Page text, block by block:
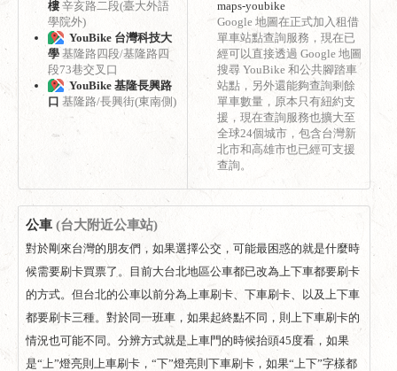
樓 辛亥路二段(臺大外語
學院外)
YouBike 台灣科技大
學 基隆路四段/基隆路四
段73巷交叉口
YouBike 基隆長興路
口 基隆路/長興街(東南側)
maps-youbike
Google 地圖在正式加入租借
單車站點查詢服務，現在已
經可以直接透過 Google 地圖
搜尋 YouBike 和公共腳踏車
站點，另外還能夠查詢剩餘
單車數量，原本只有紐約支
援，現在查詢服務也擴大至
全球24個城市，包含台灣新
北市和高雄市也已經可支援
查詢。
公車 (台大附近公車站)
對於剛來台灣的朋友們，如果選擇公交，可能最困惑的就是什麼時
候需要刷卡買票了。目前大台北地區公車都已改為上下車都要刷卡
的方式。但台北的公車以前分為上車刷卡、下車刷卡、以及上下車
都要刷卡三種。對於同一班車，如果起終點不同，則上下車刷卡的
情況也可能不同。分辨方式就是上車門的時候抬頭45度看，如果
是“上”燈亮則上車刷卡，“下”燈亮則下車刷卡，如果“上下”字樣都